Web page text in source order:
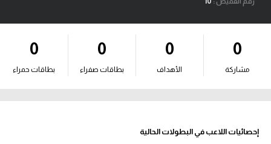
آراء حرة
ركن الألعاب
0
مشاركة
0
الأهداف
0
بطاقات صفراء
0
بطاقات حمراء
إحصائيات اللاعب في البطولات الحالية